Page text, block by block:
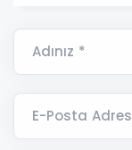
Adınız *
E-Posta